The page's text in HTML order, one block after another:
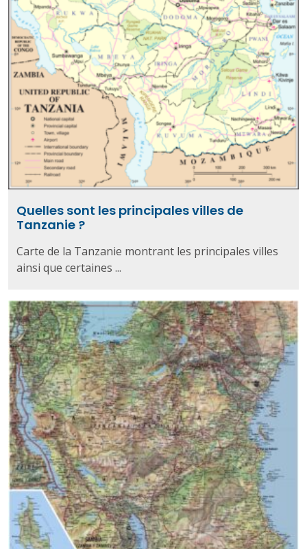
Quelles sont les principales villes de
Tanzanie ?
Carte de la Tanzanie montrant les principales villes
ainsi que certaines ...